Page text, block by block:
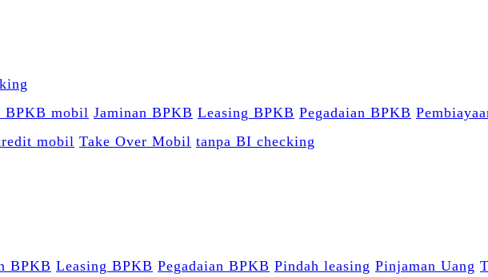
BPKB mobil Jaminan BPKB Leasing BPKB Pegadaian BPKB
mobil Take Over Mobil tanpa BI checking
BPKB Leasing BPKB Pegadaian BPKB Pindah leasing Pinjaman Uang